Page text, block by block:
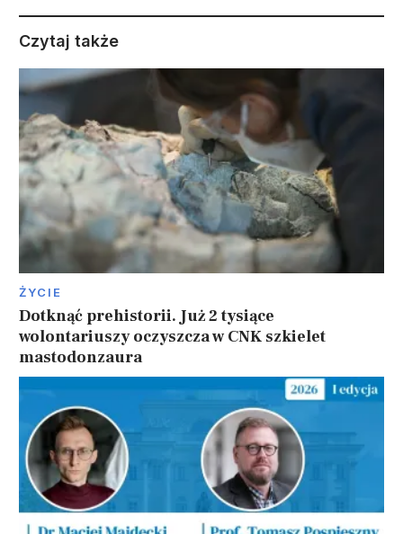
Czytaj także
ŻYCIE
Dotknąć prehistorii. Już 2 tysiące
wolontariuszy oczyszcza w CNK szkielet
mastodonzaura